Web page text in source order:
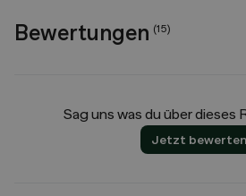
Bewertungen (15)
Sag uns was du über dieses
Jetzt